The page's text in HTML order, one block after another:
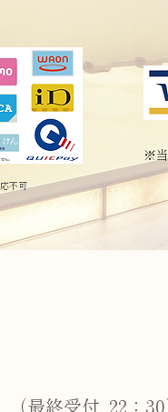
不可
※
最終受付 22：